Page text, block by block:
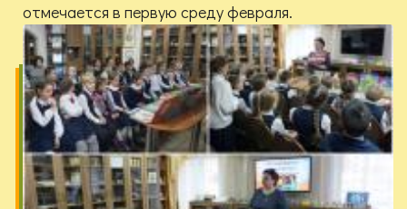
отмечается в первую среду февраля.